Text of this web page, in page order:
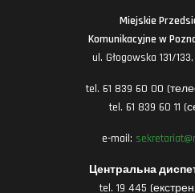
Miejskie
Komunikacyjne w
ul. Głogowska 131/
tel. 61 839 60 00
tel. 61 839 60 11
e-mail:
Центральна
tel. 19 445